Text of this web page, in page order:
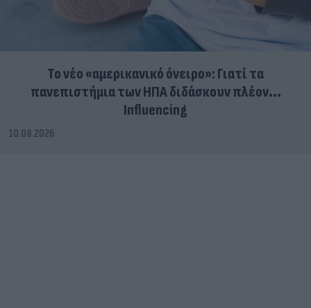
Το νέο «αμερικανικό όνειρο»: Γιατί τα
πανεπιστήμια των ΗΠΑ διδάσκουν πλέον...
Influencing
10.08.2026